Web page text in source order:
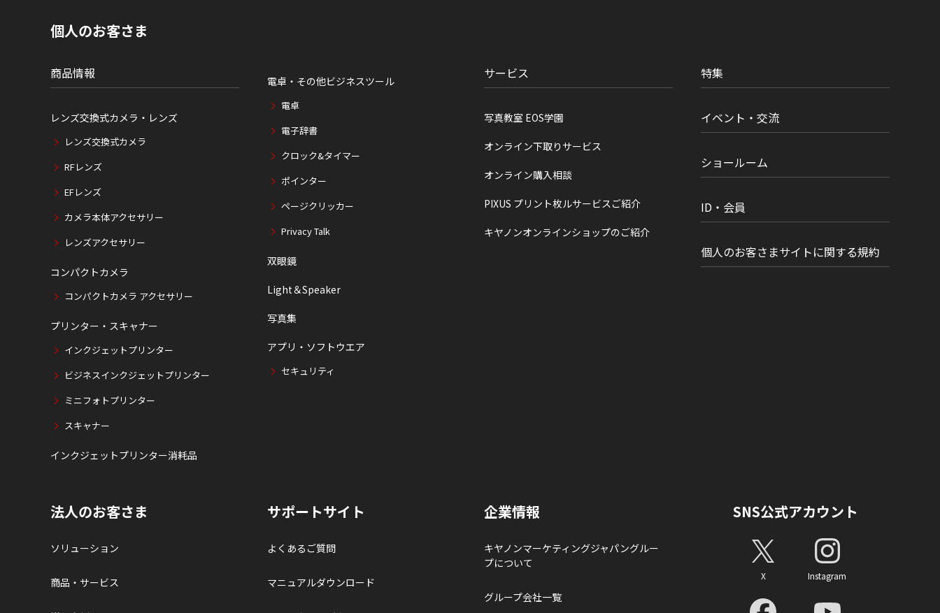
個人のお客さま
商品情報
レンズ交換式カメラ・レンズ
レンズ交換式カメラ
RFレンズ
EFレンズ
カメラ本体アクセサリー
レンズアクセサリー
コンパクトカメラ
コンパクトカメラ アクセサリー
プリンター・スキャナー
インクジェットプリンター
ビジネスインクジェットプリンター
ミニフォトプリンター
スキャナー
インクジェットプリンター消耗品
電卓・その他ビジネスツール
電卓
電子辞書
クロック&タイマー
ポインター
ページクリッカー
Privacy Talk
双眼鏡
Light＆Speaker
写真集
アプリ・ソフトウエア
セキュリティ
サービス
写真教室 EOS学園
オンライン下取りサービス
オンライン購入相談
PIXUS プリント枚ルサービスご紹介
キヤノンオンラインショップのご紹介
特集
イベント・交流
ショールーム
ID・会員
個人のお客さまサイトに関する規約
法人のお客さま
ソリューション
商品・サービス
サポートサイト
よくあるご質問
マニュアルダウンロード
企業情報
キヤノンマーケティングジャパングルー
プについて
グループ会社一覧
SNS公式アカウント
X Instagram